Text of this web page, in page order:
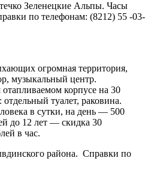
Зеленецкие Альпы. Часы
по телефонам: (8212) 55 -03-
огромная территория,
музыкальный центр.
корпусе на 30
туалет, раковина.
в сутки, на день — 500
до 12 лет — скидка 30
в час.
района. Справки по